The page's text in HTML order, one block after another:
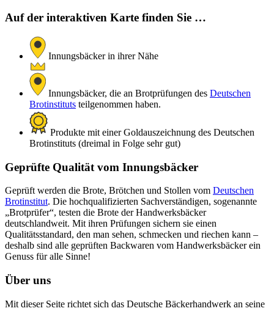
Auf der interaktiven Karte finden Sie …
Innungsbäcker in ihrer Nähe
Innungsbäcker, die an Brotprüfungen des Deutschen
Brotinstituts teilgenommen haben.
Produkte mit einer Goldauszeichnung des Deutschen
Brotinstituts (dreimal in Folge sehr gut)
Geprüfte Qualität vom Innungsbäcker
Geprüft werden die Brote, Brötchen und Stollen vom Deutschen
Brotinstitut. Die hochqualifizierten Sachverständigen, sogenannte
„Brotprüfer“, testen die Brote der Handwerksbäcker
deutschlandweit. Mit ihren Prüfungen sichern sie einen
Qualitätsstandard, den man sehen, schmecken und riechen kann –
deshalb sind alle geprüften Backwaren vom Handwerksbäcker ein
Genuss für alle Sinne!
Über uns
Mit dieser Seite richtet sich das Deutsche Bäckerhandwerk an seine